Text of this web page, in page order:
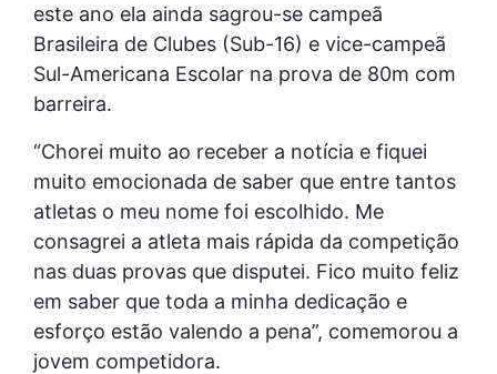
este ano ela ainda sagrou-se campeã
Brasileira de Clubes (Sub-16) e vice-campeã
Sul-Americana Escolar na prova de 80m com
barreira.
“Chorei muito ao receber a notícia e fiquei
muito emocionada de saber que entre tantos
atletas o meu nome foi escolhido. Me
consagrei a atleta mais rápida da competição
nas duas provas que disputei. Fico muito feliz
em saber que toda a minha dedicação e
esforço estão valendo a pena”, comemorou a
jovem competidora.